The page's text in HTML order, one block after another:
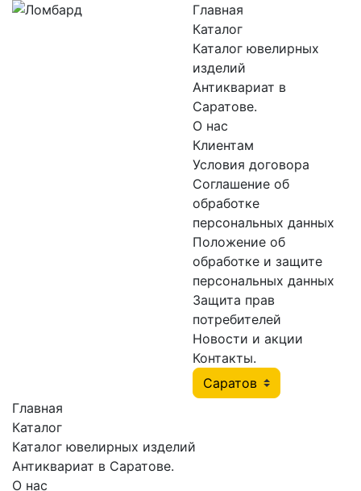
Главная
Каталог
Каталог ювелирных
изделий
Антиквариат в
Саратове.
О нас
Клиентам
Условия договора
Соглашение об
обработке
персональных данных
Положение об
обработке и защите
персональных данных
Защита прав
потребителей
Новости и акции
Контакты.
Главная
Каталог
Каталог ювелирных изделий
Антиквариат в Саратове.
О нас